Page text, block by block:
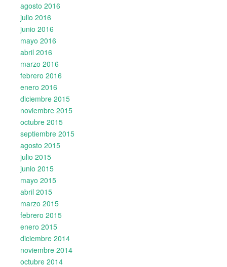
agosto 2016
julio 2016
junio 2016
mayo 2016
abril 2016
marzo 2016
febrero 2016
enero 2016
diciembre 2015
noviembre 2015
octubre 2015
septiembre 2015
agosto 2015
julio 2015
junio 2015
mayo 2015
abril 2015
marzo 2015
febrero 2015
enero 2015
diciembre 2014
noviembre 2014
octubre 2014